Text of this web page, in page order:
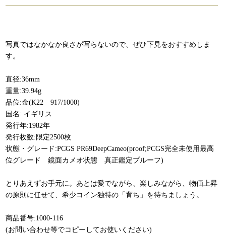
写真ではなかなか良さが写らないので、ぜひ下見をおすすめしま
す。
直径:36mm
重量:39.94g
品位:金(K22 917/1000)
国名: イギリス
発行年:1982年
発行枚数:限定2500枚
状態・グレード:PCGS PR69DeepCameo(proof;PCGS完全未使用最高
位グレード 鏡面カメオ状態 真正鑑定プルーフ)
とりあえずお手元に。あとは愛でながら、楽しみながら、物価上昇
の原則に任せて、希少コイン独特の「育ち」を待ちましょう。
商品番号:1000-116
(お問い合わせ等でコピーしてお使いください)